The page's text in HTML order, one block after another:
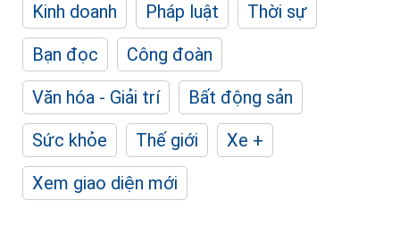
Kinh doanh
Pháp luật
Thời sự
Bạn đọc
Công đoàn
Văn hóa - Giải trí
Bất động sản
Sức khỏe
Thế giới
Xe +
Xem giao diện mới